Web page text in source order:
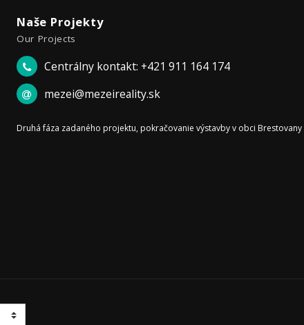
Naše Projekty
Our Projects
Centrálny kontakt: +421 911 164 174
mezei@mezeireality.sk
Druhá fáza zadaného projektu, pokračovanie výstavby v obci